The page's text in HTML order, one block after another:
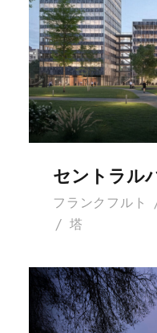
セン
セントラル
フランクフルト
/ 塔